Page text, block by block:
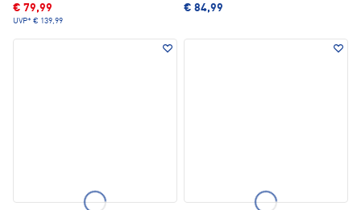
€ 79,99
UVP* € 139,99
€ 84,99